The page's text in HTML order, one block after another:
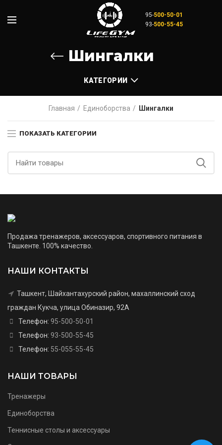
95-500-50-01
93-500-55-45
Шингалки
КАТЕГОРИИ
Главная Единоборства Шингалки
ПОКАЗАТЬ КАТЕГОРИИ
Продажа тренажеров, аксессуаров, спортивного питания в
Ташкенте. 100% качество.
НАШИ КОНТАКТЫ
Ташкент, Шайхантахурский район, махаллинский сход
граждан Кукча, улица Обиназир, 92А
Телефон: 95-500-50-01
Телефон: 93-500-55-45
Телефон: 55-055-55-45
НАШИ ТОВАРЫ
Тренажеры
Единоборства
Теннисные столы и аксессуары